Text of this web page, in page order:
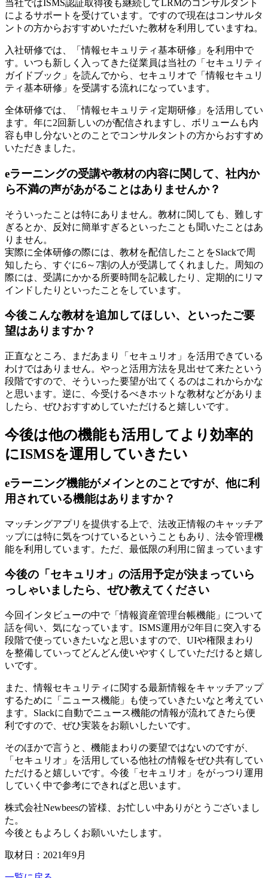
当社ではISMS認証取得後も継続してLRMのコンサルタント
によるサポートを受けています。ですので現在はコンサルタ
ントの方からおすすめいただいた教材を利用していますね。
入社研修では、「情報セキュリティ基本研修」を利用中で
す。いつも新しく入ってきた従業員は当社の「セキュリティ
ガイドブック」を読んでから、セキュリオで「情報セキュリ
ティ基本研修」を受講する流れになっています。
全体研修では、「情報セキュリティ定期研修」を活用してい
ます。年に2回新しいのが配信されますし、ボリュームも内
容も申し分ないとのことでコンサルタントの方からおすすめ
いただきました。
eラーニングの受講や教材の内容に関して、社内か
ら不満の声があがることはありませんか？
そういったことは特にありません。教材に関しても、難しす
ぎるとか、反対に簡単すぎるといったことも聞いたことはあ
りません。
実際に全体研修の際には、教材を配信したことをSlackで周
知したら、すぐに6～7割の人が受講してくれました。周知の
際には、受講にかかる所要時間を記載したり、定期的にリマ
インドしたりといったことをしています。
今後こんな教材を追加してほしい、といったご要
望はありますか？
正直なところ、まだあまり「セキュリオ」を活用できている
わけではありません。やっと活用方法を見出せて来たという
段階ですので、そういった要望が出てくるのはこれからかな
と思います。逆に、今受けるべきホットな教材などがありま
したら、ぜひおすすめしていただけると嬉しいです。
今後は他の機能も活用してより効率的
にISMSを運用していきたい
eラーニング機能がメインとのことですが、他に利
用されている機能はありますか？
マッチングアプリを提供する上で、法改正情報のキャッチア
ップには特に気をつけているということもあり、法令管理機
能を利用しています。ただ、最低限の利用に留まっています
今後の「セキュリオ」の活用予定が決まっていら
っしゃいましたら、ぜひ教えてください
今回インタビューの中で「情報資産管理台帳機能」について
話を伺い、気になっています。ISMS運用が2年目に突入する
段階で使っていきたいなと思いますので、UIや権限まわり
を整備していってどんどん使いやすくしていただけると嬉し
いです。
また、情報セキュリティに関する最新情報をキャッチアップ
するために「ニュース機能」も使っていきたいなと考えてい
ます。Slackに自動でニュース機能の情報が流れてきたら便
利ですので、ぜひ実装をお願いしたいです。
そのほかで言うと、機能まわりの要望ではないのですが、
「セキュリオ」を活用している他社の情報をぜひ共有してい
ただけると嬉しいです。今後「セキュリオ」をがっつり運用
していく中で参考にできればと思います。
株式会社Newbeesの皆様、お忙しい中ありがとうございまし
た。
今後ともよろしくお願いいたします。
取材日：2021年9月